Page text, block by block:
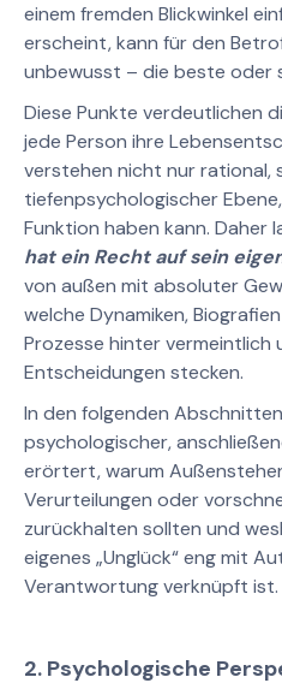
einem fremden Blickwinkel
erscheint, kann für den
unbewusst – die beste oder
Diese Punkte verdeutlichen
jede Person ihre
verstehen nicht nur rational,
tiefenpsychologischer
Funktion haben kann. Daher
hat ein Recht auf sein
von außen mit absoluter
welche Dynamiken,
Prozesse hinter vermeintlich
Entscheidungen stecken.
In den folgenden
psychologischer,
erörtert, warum
Verurteilungen oder
zurückhalten sollten und
eigenes „Unglück“ eng mit
Verantwortung verknüpft ist.
2. Psychologische